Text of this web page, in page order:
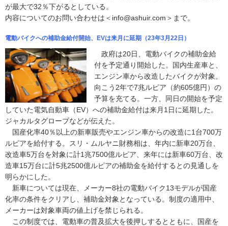
が最大で32％下がるとしている。
内容についてのお問い合わせは＜info@ashuir.com＞まで。
電動バイクへの補助金給付開始、EVは来月に延期（23年3月22日）
政府は20日、電動バイクの補助金給
付を予定通り開始した。国内生産車と、
エンジン車から改造したバイクが対象。
向こう2年で7兆ルピア（約605億円）の
予算を充てる。一方、同日の開始を予定
していた電気自動車（EV）への補助金給付は来月1日に延期した。
ジャカルタグローブなどが伝えた。
国産化率40％以上の新車販売やエンジン車からの改造に1台700万
ルピアを給付する。スリ・ムルヤニ財務相は、年内に新車20万台、
改造車5万台を対象に計1兆7500億ルピア、来年には新車60万台、改
造車15万台に計5兆2500億ルピアの補助金を給付するとの見通しを
明らかにした。
新車については現在、メーカー8社の電動バイク13モデルが国産
化率の条件をクリアし、補助金対象となっている。制度の適用中、
メーカーは対象車両の値上げを禁じられる。
この制度では、電動車の普及拡大を後押しするとともに、国産を